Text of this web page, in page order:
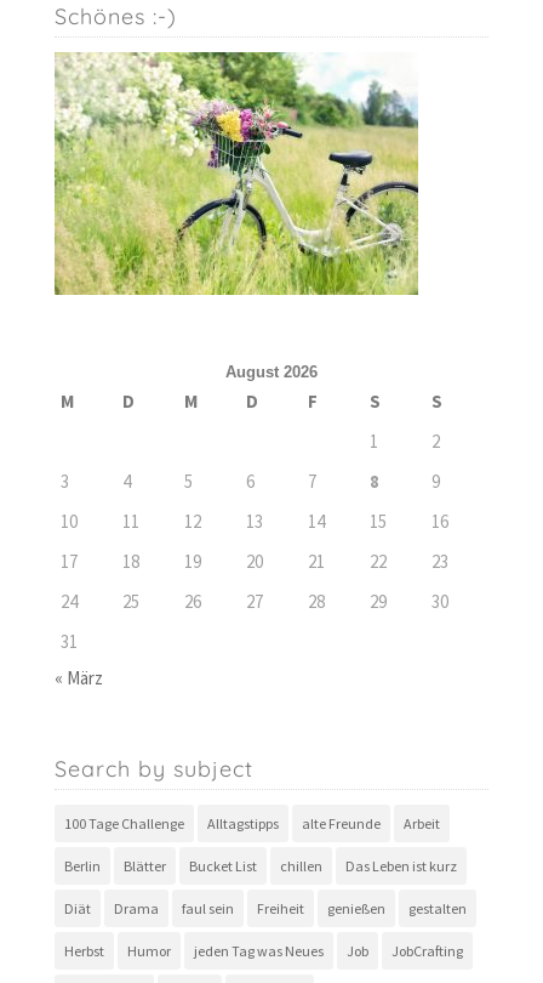
Schönes :-)
August 2026
M D M D F S
S
1
2
3
4 5 6 7 8
9
10
11 12 13 14 15
16
17
18 19 20 21 22
23
24
25 26 27 28 29
30
31
« März
Search by subject
100 Tage Challenge Alltagstipps alte Freunde Arbeit
Berlin Blätter Bucket List chillen Das Leben ist kurz
Diät Drama faul sein Freiheit genießen gestalten
Herbst Humor jeden Tag was Neues Job JobCrafting